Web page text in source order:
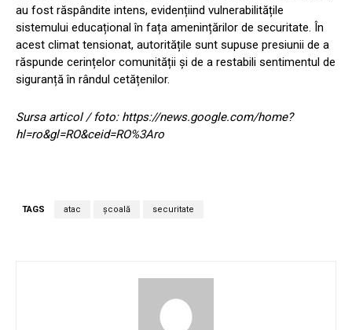
au fost răspândite intens, evidențiind vulnerabilitățile
sistemului educațional în fața amenințărilor de securitate. În
acest climat tensionat, autoritățile sunt supuse presiunii de a
răspunde cerințelor comunității și de a restabili sentimentul de
siguranță în rândul cetățenilor.
Sursa articol / foto: https://news.google.com/home?
hl=ro&gl=RO&ceid=RO%3Aro
TAGS atac școală securitate